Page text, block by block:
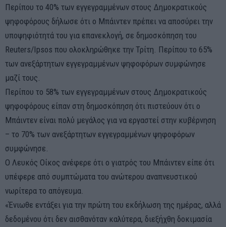
Περίπου το 40% των εγγεγραμμένων στους Δημοκρατικούς
ψηφοφόρους δήλωσε ότι ο Μπάιντεν πρέπει να αποσύρει την
υποψηφιότητά του για επανεκλογή, σε δημοσκόπηση του
Reuters/Ipsos που ολοκληρώθηκε την Τρίτη. Περίπου το 65%
των ανεξάρτητων εγγεγραμμένων ψηφοφόρων συμφώνησε
μαζί τους.
Περίπου το 58% των εγγεγραμμένων στους Δημοκρατικούς
ψηφοφόρους είπαν στη δημοσκόπηση ότι πιστεύουν ότι ο
Μπάιντεν είναι πολύ μεγάλος για να εργαστεί στην κυβέρνηση
– το 70% των ανεξάρτητων εγγεγραμμένων ψηφοφόρων
συμφώνησε.
Ο Λευκός Οίκος ανέφερε ότι ο γιατρός του Μπάιντεν είπε ότι
υπέφερε από συμπτώματα του ανώτερου αναπνευστικού
νωρίτερα το απόγευμα.
«Ένιωθε εντάξει για την πρώτη του εκδήλωση της ημέρας, αλλά
δεδομένου ότι δεν αισθανόταν καλύτερα, διεξήχθη δοκιμασία